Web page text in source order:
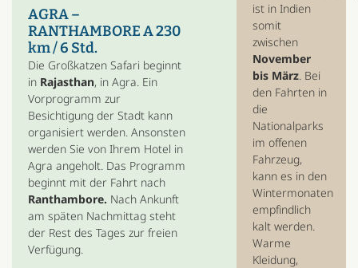
AGRA –
RANTHAMBORE A 230
km / 6 Std.
Die Großkatzen Safari beginnt
in Rajasthan, in Agra. Ein
Vorprogramm zur
Besichtigung der Stadt kann
organisiert werden. Ansonsten
werden Sie von Ihrem Hotel in
Agra angeholt. Das Programm
beginnt mit der Fahrt nach
Ranthambore. Nach Ankunft
am späten Nachmittag steht
der Rest des Tages zur freien
Verfügung.
ist in Indien
somit
zwischen
November
bis März. Bei
den Fahrten in
die
Nationalparks
im offenen
Fahrzeug,
kann es in den
Wintermonaten
empfindlich
kalt werden.
Warme
Kleidung,